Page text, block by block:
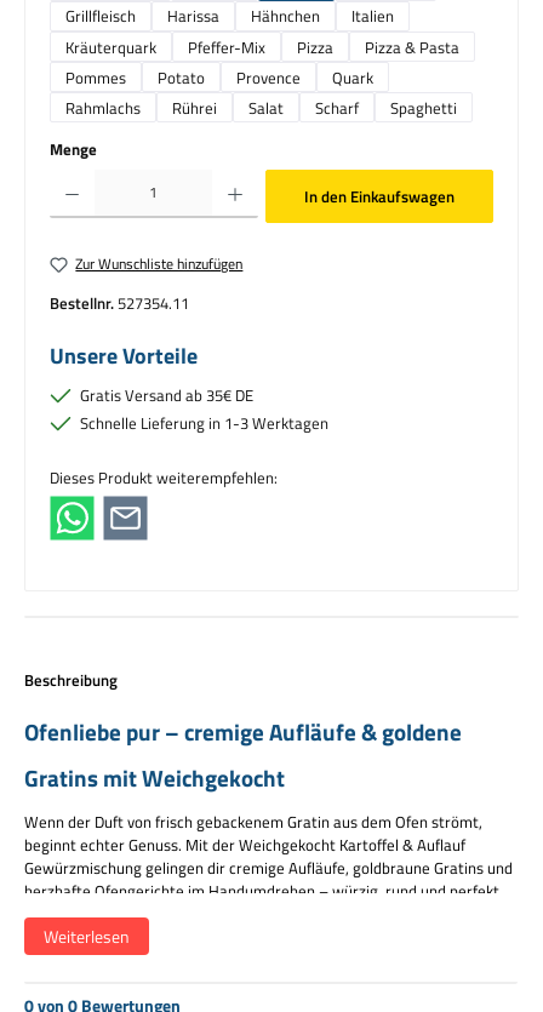
Grillfleisch
Harissa Hähnchen
Italien
Kräuterquark
Pfeffer-Mix Pizza
Pizza & Pasta
Pommes
Potato Provence
Quark
Rahmlachs
Rührei Salat Scharf
Spaghetti
Menge
Produkt Anzahl: Gib den gewünschten Wert ein oder benutze die Schaltflächen um die Anzahl zu
In den Einkaufswagen
Zur Wunschliste hinzufügen
Bestellnr.527354.11
Unsere Vorteile
Gratis Versand ab 35€ DE
Schnelle Lieferung in 1-3 Werktagen
Dieses Produkt weiterempfehlen:
Beschreibung
Ofenliebe pur – cremige Aufläufe & goldene
Gratins mit Weichgekocht
Wenn der Duft von frisch gebackenem Gratin aus dem Ofen strömt,
beginnt echter Genuss. Mit der Weichgekocht Kartoffel & Auflauf
Gewürzmischung gelingen dir cremige Aufläufe, goldbraune Gratins und
herzhafte Ofengerichte im Handumdrehen – würzig, rund und perfekt
abgestimmt.
Charakter
Würzig · rund · herzhaft abgestimmt
Weiterlesen
0 von 0 Bewertungen